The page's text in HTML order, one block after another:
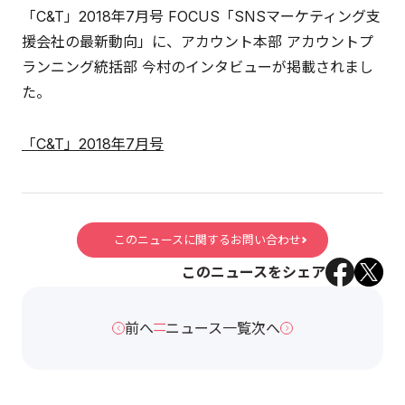
「C&T」2018年7月号 FOCUS「SNSマーケティング支
援会社の最新動向」に、アカウント本部 アカウントプ
ランニング統括部 今村のインタビューが掲載されまし
た。
「C&T」2018年7月号
このニュースに関するお問い合わせ
このニュースをシェア
前へ ニュース一覧次へ